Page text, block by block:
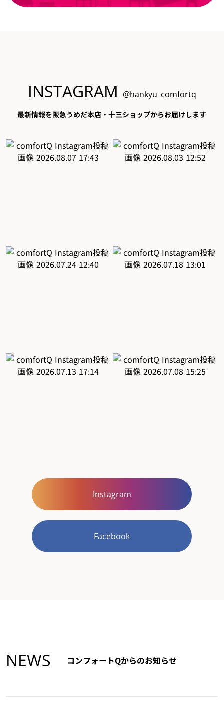
INSTAGRAM @hankyu_comfortq
最新情報を阪急うめだ本店・十三ショップからお届けします
Instagram
Facebook
NEWS コンフォートQからのお知らせ